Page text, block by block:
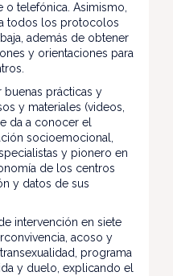
o telefónica. Asimismo,
todos los protocolos
además de obtener
y orientaciones para
prácticas y
y materiales (videos,
da a conocer el
socioemocional,
y pionero en
de los centros
y datos de sus
intervención en siete
acoso y
programa
y duelo, explicando el